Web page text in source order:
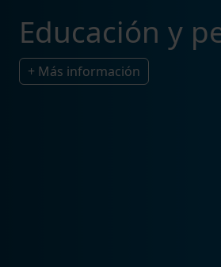
Educación y
+ Más información